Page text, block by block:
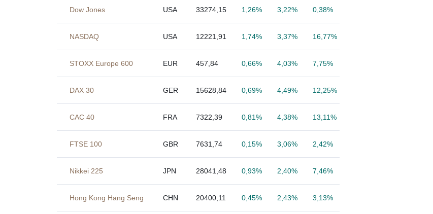
Dow Jones USA 33274,15 1,26% 3,22% 0,38%
NASDAQ USA 12221,91 1,74% 3,37% 16,77%
STOXX Europe 600 EUR 457,84 0,66% 4,03% 7,75%
DAX 30 GER 15628,84 0,69% 4,49% 12,25%
CAC 40 FRA 7322,39 0,81% 4,38% 13,11%
FTSE 100 GBR 7631,74 0,15% 3,06% 2,42%
Nikkei 225 JPN 28041,48 0,93% 2,40% 7,46%
Hong Kong Hang Seng CHN 20400,11 0,45% 2,43% 3,13%